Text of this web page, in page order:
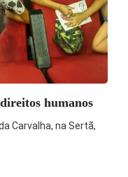
humanos
Carvalha, na Sertã,